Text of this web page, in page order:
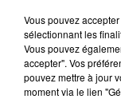
Vous pouvez
sélectionnant les
Vous pouvez
accepter". Vos
pouvez mettre à jour
moment via le lien